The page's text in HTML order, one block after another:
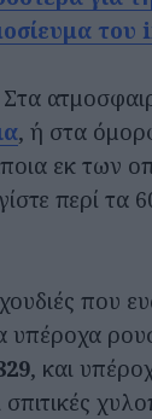
Στα
, ή στα
εκ των
περί τα
που
, και